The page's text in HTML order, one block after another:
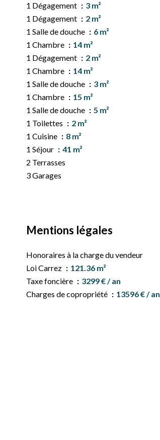
1 Dégagement
3 m²
1 Dégagement
2 m²
1 Salle de douche
6 m²
1 Chambre
14 m²
1 Dégagement
2 m²
1 Chambre
14 m²
1 Salle de douche
3 m²
1 Chambre
15 m²
1 Salle de douche
5 m²
1 Toilettes
2 m²
1 Cuisine
8 m²
1 Séjour
41 m²
2 Terrasses
3 Garages
Mentions légales
Honoraires à la charge du vendeur
Loi Carrez
121.36 m²
Taxe foncière
3299 € / an
Charges de copropriété
13596 € / an